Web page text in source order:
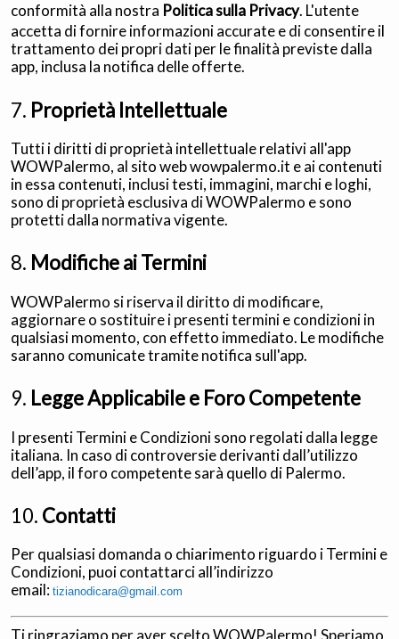
conformità alla nostra Politica sulla Privacy. L'utente
accetta di fornire informazioni accurate e di consentire il
trattamento dei propri dati per le finalità previste dalla
app, inclusa la notifica delle offerte.
7. Proprietà Intellettuale
Tutti i diritti di proprietà intellettuale relativi all'app
WOWPalermo, al sito web wowpalermo.it e ai contenuti
in essa contenuti, inclusi testi, immagini, marchi e loghi,
sono di proprietà esclusiva di WOWPalermo e sono
protetti dalla normativa vigente.
8. Modifiche ai Termini
WOWPalermo si riserva il diritto di modificare,
aggiornare o sostituire i presenti termini e condizioni in
qualsiasi momento, con effetto immediato. Le modifiche
saranno comunicate tramite notifica sull'app.
9. Legge Applicabile e Foro Competente
I presenti Termini e Condizioni sono regolati dalla legge
italiana. In caso di controversie derivanti dall’utilizzo
dell’app, il foro competente sarà quello di Palermo.
10. Contatti
Per qualsiasi domanda o chiarimento riguardo i Termini e
Condizioni, puoi contattarci all’indirizzo
email: tizianodicara@gmail.com
Ti ringraziamo per aver scelto WOWPalermo! Speriamo